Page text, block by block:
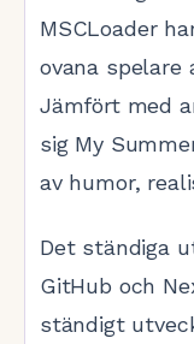
MSCLoader
ovana spelare
Jämfört med
sig My
av humor,
Det ständiga
GitHub och
ständigt